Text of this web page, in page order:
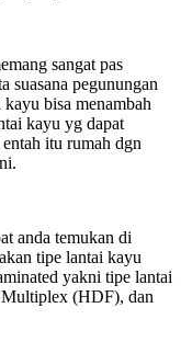
sangat pas
suasana pegunungan
bisa menambah
kayu yg dapat
itu rumah dgn
anda temukan di
tipe lantai kayu
yakni tipe lantai
Multiplex (HDF), dan